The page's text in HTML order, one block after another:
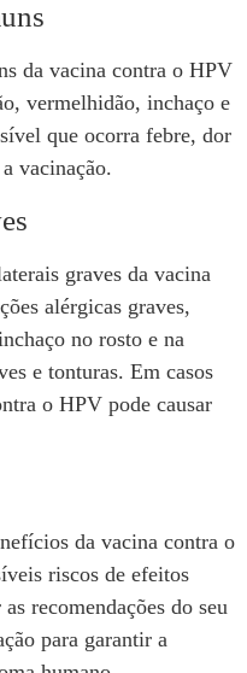
da vacina contra o HPV
vermelhidão, inchaço e
que ocorra febre, dor
vacinação.
graves da vacina
alérgicas graves,
no rosto e na
e tonturas. Em casos
o HPV pode causar
da vacina contra o
riscos de efeitos
recomendações do seu
para garantir a